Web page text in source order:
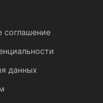
соглашение
данных